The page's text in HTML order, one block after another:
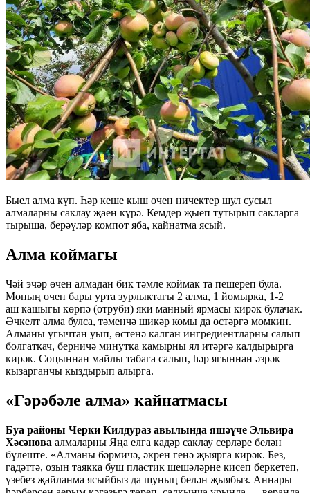
Быел алма күп. Һәр кеше кыш өчен ничектер шул сусыл
алмаларны саклау җаен күрә. Кемдер җыеп тутырып сакларга
тырыша, берәүләр компот яба, кайнатма ясый.
Алма коймагы
Чәй эчәр өчен алмадан бик тәмле коймак та пешереп була.
Моның өчен бары урта зурлыктагы 2 алма, 1 йомырка, 1-2
аш кашыгы көрпә (отруби) яки манный ярмасы кирәк булачак.
Әчкелт алма булса, тәменчә шикәр комы да өстәргә мөмкин.
Алманы угычтан уып, өстенә калган ингредиентларны салып
болгаткач, берничә минутка камырны ял итәргә калдырырга
кирәк. Соңыннан майлы табага салып, һәр ягыннан әзрәк
кызарганчы кыздырып алырга.
«Гәрәбәле алма» кайнатмасы
Буа районы Черки Килдураз авылында яшәүче Эльвира
Хәсәнова алмаларны Яңа елга кадәр саклау серләре белән
бүлеште. «Алманы бәрмичә, әкрен генә җыярга кирәк. Без,
гадәттә, озын таякка буш пластик шешәләрне кисеп беркетеп,
үзебез җайланма ясыйбыз да шуның белән җыябыз. Аннары